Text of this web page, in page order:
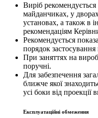
Виріб
майданчиках, у
установах, а також в
рекомендаціям
Рекомендується
порядок застосування
При заняттях на
поручні.
Для забезпечення
ближче якої
усі боки від проекції
Експлуатаційні обмеження